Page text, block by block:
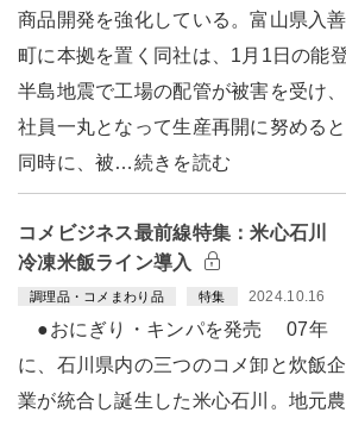
商品開発を強化している。富山県入善
町に本拠を置く同社は、1月1日の能
半島地震で工場の配管が被害を受け、
社員一丸となって生産再開に努めると
同時に、被…続きを読む
コメビジネス最前線特集：米心石川
冷凍米飯ライン導入
調理品・コメまわり品 特集 2024.10.16
●おにぎり・キンパを発売 07年
に、石川県内の三つのコメ卸と炊飯企
業が統合し誕生した米心石川。地元農